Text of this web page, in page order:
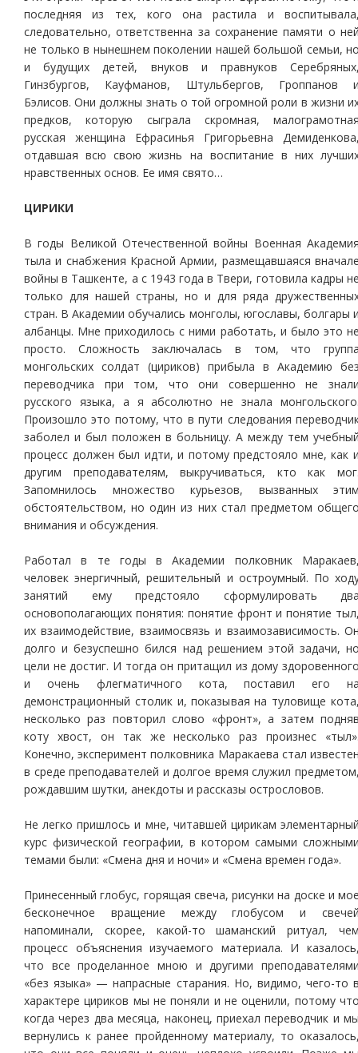
последняя из тех, кого она растила и
следовательно, ответственна за сохранение памяти о
не только в нынешнем поколении нашей большой семьи,
и будущих детей, внуков и правнуков
Гинзбургов, Кауфманов, Штульбергов, Гроппанов
Бэлисов. Они должны знать о той огромной роли в жизни
предков, которую сыграла скромная,
русская женщина Ефрасинья Григорьевна
отдавшая всю свою жизнь на воспитание в них
нравственных основ. Ее имя свято…
ЦИРИКИ
В годы Великой Отечественной войны Военная
тыла и снабжения Красной Армии, размещавшаяся
войны в Ташкенте, а с 1943 года в Твери, готовила кадры
только для нашей страны, но и для ряда
стран. В Академии обучались монголы, югославы, болгары
албанцы. Мне приходилось с ними работать, и было это
просто. Сложность заключалась в том, что
монгольских солдат (цириков) прибыла в Академию
переводчика при том, что они совершенно не
русского языка, а я абсолютно не знала
Произошло это потому, что в пути следования
заболел и был положен в больницу. А между тем
процесс должен был идти, и потому предстояло мне, как
другим преподавателям, выкручиваться, кто как
Запомнилось множество курьезов, вызванных
обстоятельством, но один из них стал предметом
внимания и обсуждения.
Работал в те годы в Академии полковник
человек энергичный, решительный и остроумный. По
занятий ему предстояло сформулировать
основополагающих понятия: понятие фронт и понятие
их взаимодействие, взаимосвязь и взаимозависимость.
долго и безуспешно бился над решением этой задачи,
цели не достиг. И тогда он притащил из дому
и очень флегматичного кота, поставил его
демонстрационный столик и, показывая на туловище
несколько раз повторил слово «фронт», а затем
коту хвост, он так же несколько раз произнес
Конечно, эксперимент полковника Маракаева стал
в среде преподавателей и долгое время служил
рождавшим шутки, анекдоты и рассказы острословов.
Не легко пришлось и мне, читавшей цирикам
курс физической географии, в котором самыми
темами были: «Смена дня и ночи» и «Смена времен года».
Принесенный глобус, горящая свеча, рисунки на доске и
бесконечное вращение между глобусом и
напоминали, скорее, какой-то шаманский ритуал,
процесс объяснения изучаемого материала. И
что все проделанное мною и другими
«без языка» — напрасные старания. Но, видимо, чего-то
характере цириков мы не поняли и не оценили, потому
когда через два месяца, наконец, приехал переводчик и
вернулись к ранее пройденному материалу, то